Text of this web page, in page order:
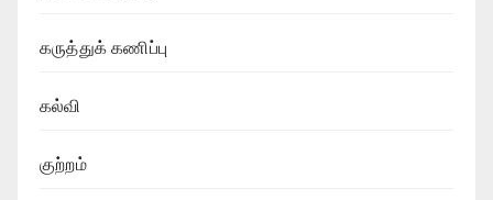
கருத்துக் கணிப்பு
கல்வி
குற்றம்